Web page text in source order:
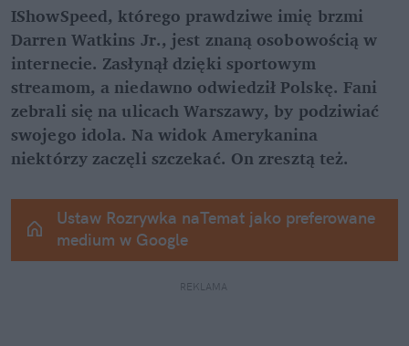
IShowSpeed, którego prawdziwe imię brzmi
Darren Watkins Jr., jest znaną osobowością w
internecie. Zasłynął dzięki sportowym
streamom, a niedawno odwiedził Polskę. Fani
zebrali się na ulicach Warszawy, by podziwiać
swojego idola. Na widok Amerykanina
niektórzy zaczęli szczekać. On zresztą też.
Ustaw Rozrywka naTemat jako preferowane
medium w Google
REKLAMA